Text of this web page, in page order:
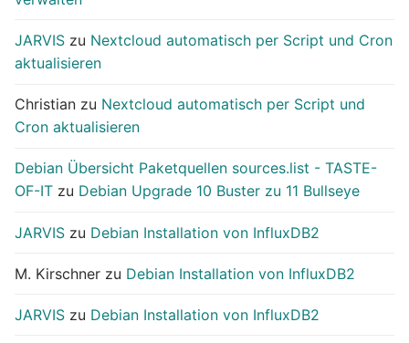
JARVIS zu Nextcloud automatisch per Script und Cron
aktualisieren
Christian zu Nextcloud automatisch per Script und
Cron aktualisieren
Debian Übersicht Paketquellen sources.list - TASTE-
OF-IT zu Debian Upgrade 10 Buster zu 11 Bullseye
JARVIS zu Debian Installation von InfluxDB2
M. Kirschner zu Debian Installation von InfluxDB2
JARVIS zu Debian Installation von InfluxDB2